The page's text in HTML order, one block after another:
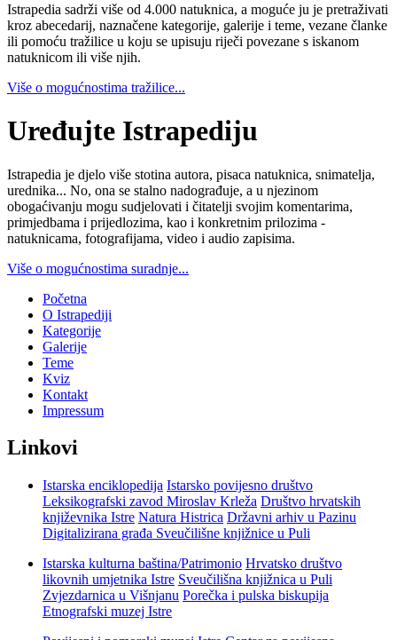
Istrapedia sadrži više od 4.000 natuknica, a moguće ju je pretraživati
kroz abecedarij, naznačene kategorije, galerije i teme, vezane članke
ili pomoću tražilice u koju se upisuju riječi povezane s iskanom
natuknicom ili više njih.
Više o mogućnostima tražilice...
Uređujte Istrapediju
Istrapedia je djelo više stotina autora, pisaca natuknica, snimatelja,
urednika... No, ona se stalno nadograđuje, a u njezinom
obogaćivanju mogu sudjelovati i čitatelji svojim komentarima,
primjedbama i prijedlozima, kao i konkretnim prilozima -
natuknicama, fotografijama, video i audio zapisima.
Više o mogućnostima suradnje...
Početna
O Istrapediji
Kategorije
Galerije
Teme
Kviz
Kontakt
Impressum
Linkovi
Istarska enciklopedija Istarsko povijesno društvo
Leksikografski zavod Miroslav Krleža Društvo hrvatskih
književnika Istre Natura Histrica Državni arhiv u Pazinu
Digitalizirana građa Sveučilišne knjižnice u Puli
Istarska kulturna baština/Patrimonio Hrvatsko društvo
likovnih umjetnika Istre Sveučilišna knjižnica u Puli
Zvjezdarnica u Višnjanu Porečka i pulska biskupija
Etnografski muzej Istre